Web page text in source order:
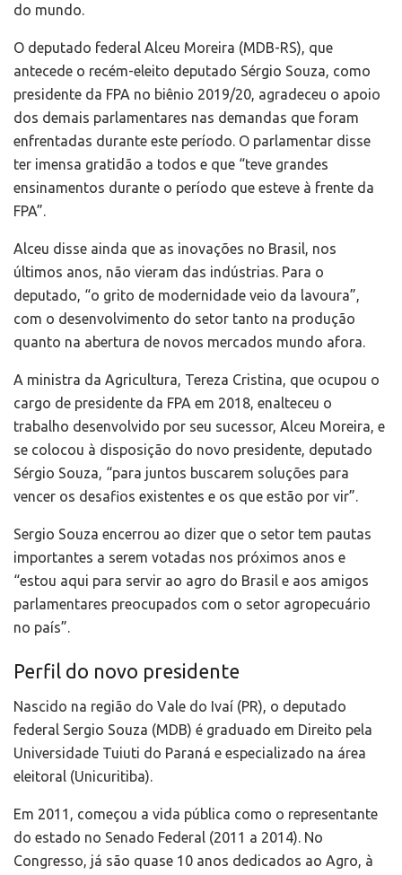
do mundo.
O deputado federal Alceu Moreira (MDB-RS), que
antecede o recém-eleito deputado Sérgio Souza, como
presidente da FPA no biênio 2019/20, agradeceu o apoio
dos demais parlamentares nas demandas que foram
enfrentadas durante este período. O parlamentar disse
ter imensa gratidão a todos e que “teve grandes
ensinamentos durante o período que esteve à frente da
FPA”.
Alceu disse ainda que as inovações no Brasil, nos
últimos anos, não vieram das indústrias. Para o
deputado, “o grito de modernidade veio da lavoura”,
com o desenvolvimento do setor tanto na produção
quanto na abertura de novos mercados mundo afora.
A ministra da Agricultura, Tereza Cristina, que ocupou o
cargo de presidente da FPA em 2018, enalteceu o
trabalho desenvolvido por seu sucessor, Alceu Moreira, e
se colocou à disposição do novo presidente, deputado
Sérgio Souza, “para juntos buscarem soluções para
vencer os desafios existentes e os que estão por vir”.
Sergio Souza encerrou ao dizer que o setor tem pautas
importantes a serem votadas nos próximos anos e
“estou aqui para servir ao agro do Brasil e aos amigos
parlamentares preocupados com o setor agropecuário
no país”.
Perfil do novo presidente
Nascido na região do Vale do Ivaí (PR), o deputado
federal Sergio Souza (MDB) é graduado em Direito pela
Universidade Tuiuti do Paraná e especializado na área
eleitoral (Unicuritiba).
Em 2011, começou a vida pública como o representante
do estado no Senado Federal (2011 a 2014). No
Congresso, já são quase 10 anos dedicados ao Agro, à